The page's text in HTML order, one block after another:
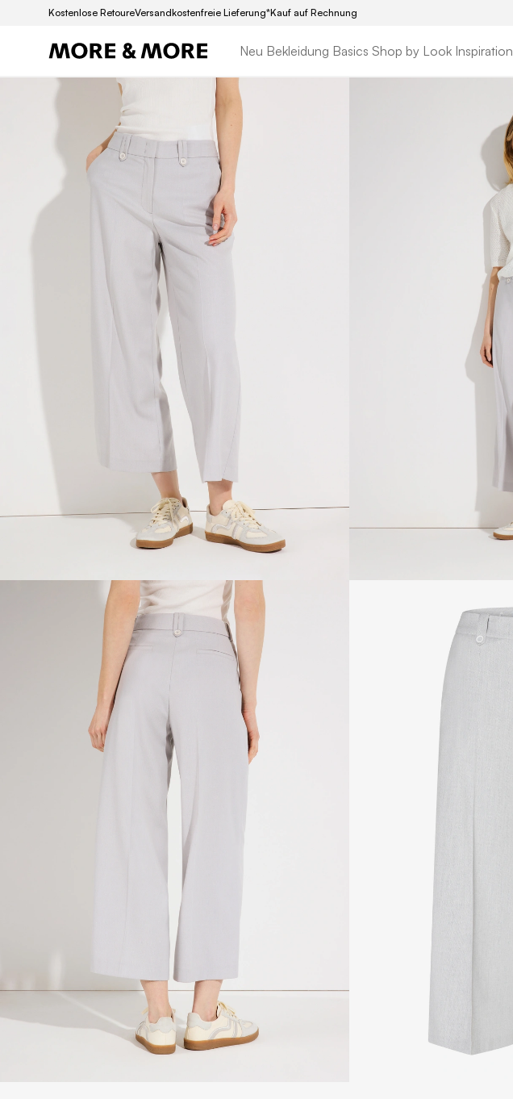
Kostenlose RetoureVersandkostenfreie Lieferung*Kauf auf Rechnung
Neu Bekleidung Basics Shop by Look Inspiration